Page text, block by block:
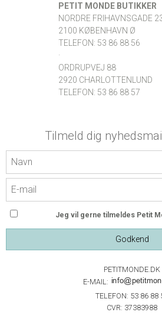
PETIT MONDE BUTIKKER
NORDRE FRIHAVNSGADE
2100 KØBENHAVN Ø
TELEFON: 53 86 88 56
·
ORDRUPVEJ 88
2920 CHARLOTTENLUND
TELEFON: 53 86 88 57
Tilmeld dig
Jeg vil gerne tilmeldes Petit
Godkend
PETITMONDE.DK
E-MAIL:
TELEFON: 53 86 88
CVR: 37383988